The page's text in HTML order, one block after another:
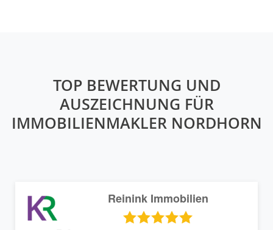
TOP BEWERTUNG UND
AUSZEICHNUNG FÜR
IMMOBILIENMAKLER NORDHORN
Reinink Immobilien